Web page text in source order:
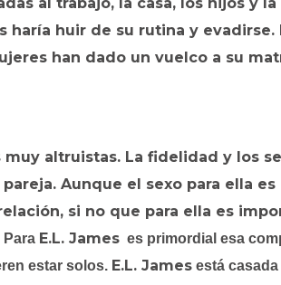
haría huir de su rutina y evadirse.
han dado un vuelco a su
muy altruistas. La fidelidad y los
Aunque el sexo para ella
si no que para ella es
Para E.L. James es primordial esa
estar solos. E.L. James está